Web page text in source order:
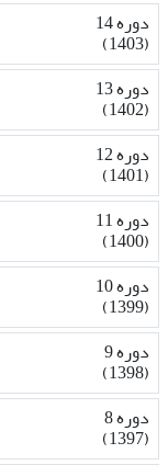
دوره 14
(1403)
دوره 13
(1402)
دوره 12
(1401)
دوره 11
(1400)
دوره 10
(1399)
دوره 9
(1398)
دوره 8
(1397)